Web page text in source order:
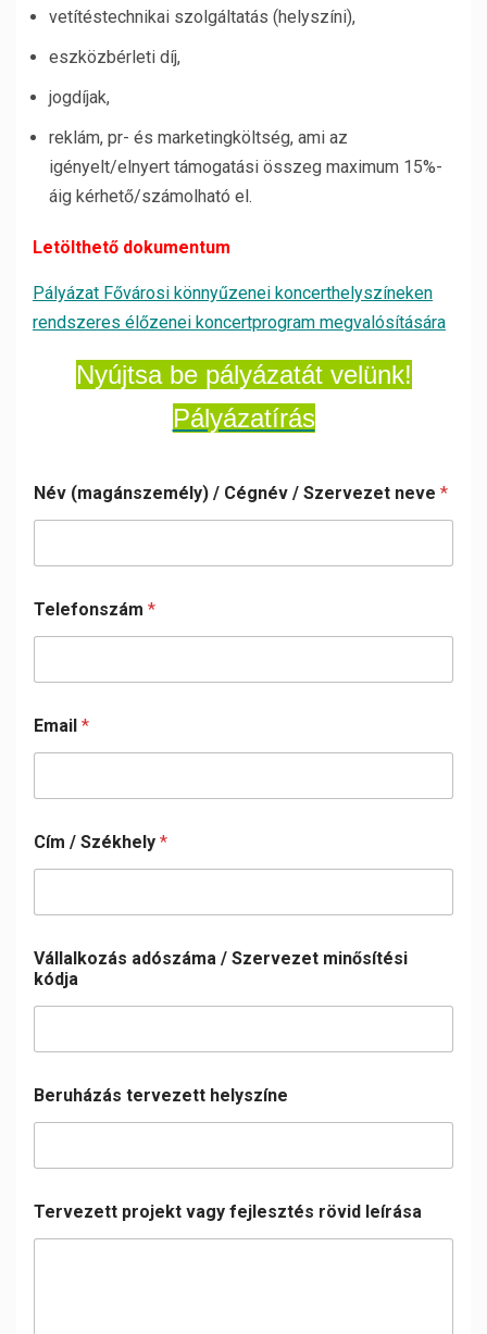
vetítéstechnikai szolgáltatás (helyszíni),
eszközbérleti díj,
jogdíjak,
reklám, pr- és marketingköltség, ami az
igényelt/elnyert támogatási összeg maximum 15%-
áig kérhető/számolható el.
Letölthető dokumentum
Pályázat Fővárosi könnyűzenei koncerthelyszíneken
rendszeres élőzenei koncertprogram megvalósítására
Nyújtsa be pályázatát velünk!
Pályázatírás
Név (magánszemély) / Cégnév / Szervezet neve *
Telefonszám *
Email *
Cím / Székhely *
Vállalkozás adószáma / Szervezet minősítési
kódja
Beruházás tervezett helyszíne
Tervezett projekt vagy fejlesztés rövid leírása